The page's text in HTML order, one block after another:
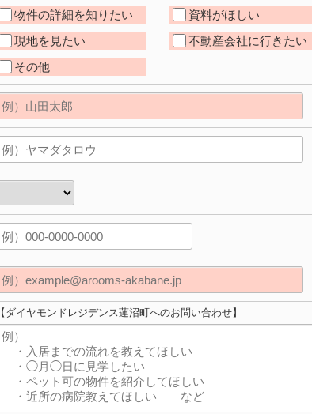
物件の詳細を知りたい
資料がほしい
現地を見たい
不動産会社に行きたい
その他
【ダイヤモンドレジデンス蓮沼町へのお問い合わせ】